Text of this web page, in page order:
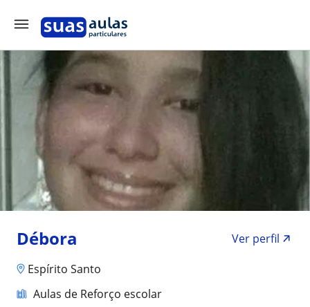
Débora
Ver perfil
Espírito Santo
Aulas de Reforço escolar